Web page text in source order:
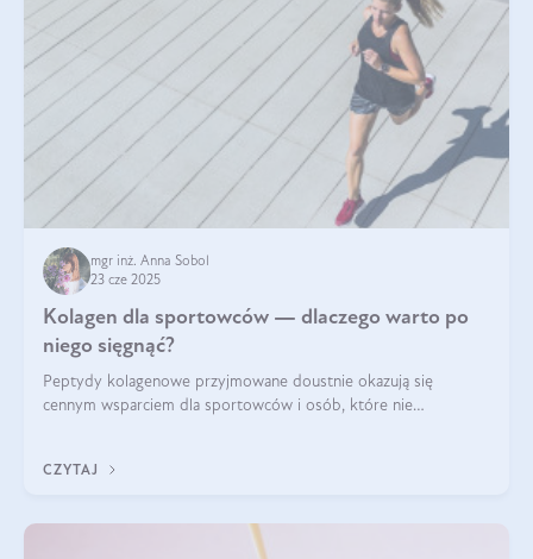
mgr inż. Anna Sobol
23 cze 2025
Kolagen dla sportowców — dlaczego warto po
niego sięgnąć?
Peptydy kolagenowe przyjmowane doustnie okazują się
cennym wsparciem dla sportowców i osób, które nie
CZYTAJ